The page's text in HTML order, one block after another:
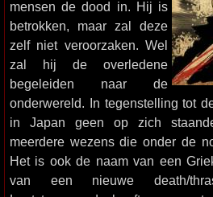
mensen de dood in. Hij is
betrokken, maar zal deze
zelf niet veroorzaken. Wel
zal hij de overledene
begeleiden naar de
onderwereld. In tegenstelling tot
in Japan geen op zich
meerdere wezens die onder de
Het is ook de naam van een
van een nieuwe death/